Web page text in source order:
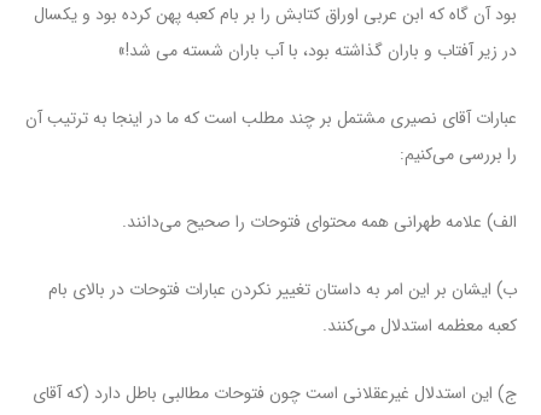
بود آن گاه که ابن عربی اوراق کتابش را بر بام کعبه پهن کرده بود و یکسال
در زیر آفتاب و باران گذاشته بود، با آب باران شسته می شد!»
عبارات آقای نصیری مشتمل بر چند مطلب است که ما در اینجا به ترتیب آن
را بررسی می‌کنیم:
الف) علامه طهرانی همه محتوای فتوحات را صحیح می‌دانند.
ب) ایشان بر این امر به داستان تغییر نکردن عبارات فتوحات در بالای بام
کعبه معظمه استدلال می‌کنند.
ج) این استدلال غیرعقلانی است چون فتوحات مطالبی باطل دارد (که آقای